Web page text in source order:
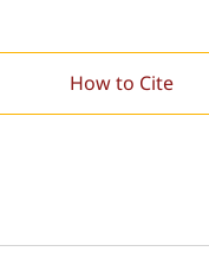
How to Cite